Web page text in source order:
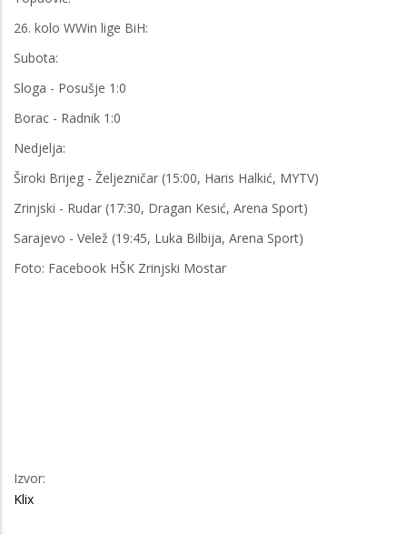
26. kolo WWin lige BiH:
Subota:
Sloga - Posušje 1:0
Borac - Radnik 1:0
Nedjelja:
Široki Brijeg - Željezničar (15:00, Haris Halkić, MYTV)
Zrinjski - Rudar (17:30, Dragan Kesić, Arena Sport)
Sarajevo - Velež (19:45, Luka Bilbija, Arena Sport)
Foto: Facebook HŠK Zrinjski Mostar
Izvor:
Klix